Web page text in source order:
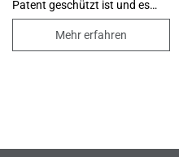
Patent geschützt ist und es
ermöglicht, die thermischen
Zeichen lokalisierter Adipositas
Mehr erfahren